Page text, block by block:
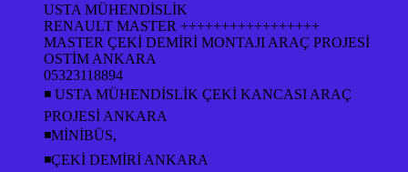
USTA MÜHENDİSLİK
RENAULT MASTER +++++++++++++++++
MASTER ÇEKİ DEMİRİ MONTAJI ARAÇ PROJESİ
OSTİM ANKARA
05323118894
◾ USTA MÜHENDİSLİK ÇEKİ KANCASI ARAÇ
PROJESİ ANKARA
◾MİNİBÜS,
◾ÇEKİ DEMİRİ ANKARA